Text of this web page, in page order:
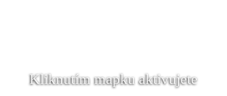
Kliknutím mapku aktivujete